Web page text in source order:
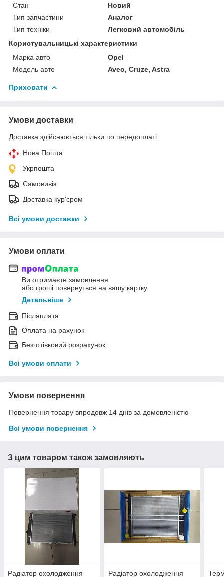
Стан
Новий
Тип запчастини
Аналог
Тип техніки
Легковий автомобіль
Користувальницькі характеристики
Марка авто
Opel
Модель авто
Aveo, Cruze, Astra
Приховати
Умови доставки
Доставка здійснюється тільки по передоплаті.
Нова Пошта
Укрпошта
Самовивіз
Доставка кур'єром
Всі умови доставки
Умови оплати
Ви отримаєте замовлення
або гроші повернуться на вашу картку
Детальніше
Післяплата
Оплата на рахунок
Безготівковий розрахунок
Всі умови оплати
Умови повернення
Повернення товару впродовж 14 днів за домовленістю
Всі умови повернення
З цим товаром також замовляють
Радіатор охолодження
Радіатор охолодження